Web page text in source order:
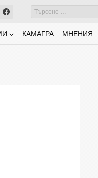
КАМАГРА МНЕНИЯ